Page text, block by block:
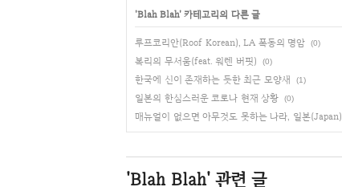
'Blah Blah' 카테고리의 다른 글
루프코리안(Roof Korean), LA 폭동의 명암 (0)
복리의 무서움(feat. 워렌 버핏) (0)
한국에 신이 존재하는 듯한 최근 모양새 (1)
일본의 한심스러운 코로나 현재 상황 (0)
매뉴얼이 없으면 아무것도 못하는 나라, 일본(Japan)
'Blah Blah'관련 글